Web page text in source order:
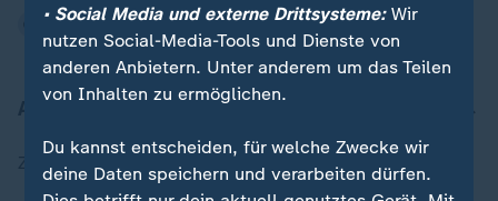
Zuletzt veröffentlicht
• Social Media und externe Drittsysteme:Wir
nutzen Social-Media-Tools und Dienste von
anderen Anbietern. Unter anderem um das Teilen
von Inhalten zu ermöglichen.
Du kannst entscheiden, für welche Zwecke wir
deine Daten speichern und verarbeiten dürfen.